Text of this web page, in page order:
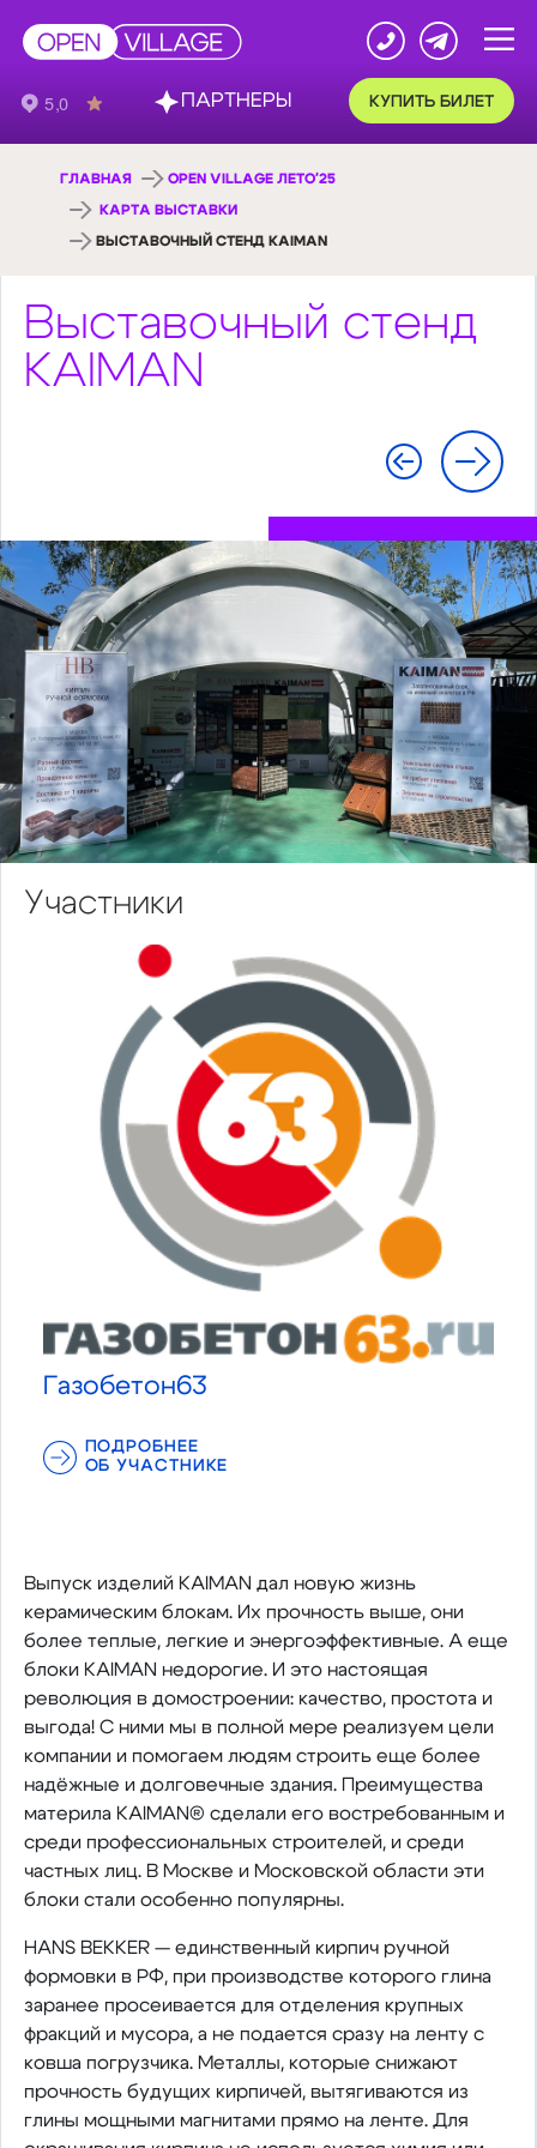
КУПИТЬ БИЛЕТ
ГЛАВНАЯ OPEN VILLAGE ЛЕТО'25
КАРТА ВЫСТАВКИ
ВЫСТАВОЧНЫЙ СТЕНД KAIMAN
Выставочный стенд
KAIMAN
Участники
Газобетон63
ПОДРОБНЕЕ
ОБ УЧАСТНИКЕ
Выпуск изделий KAIMAN дал новую жизнь
керамическим блокам. Их прочность выше, они
более теплые, легкие и энергоэффективные. А еще
блоки KAIMAN недорогие. И это настоящая
революция в домостроении: качество, простота и
выгода! С ними мы в полной мере реализуем цели
компании и помогаем людям строить еще более
надёжные и долговечные здания. Преимущества
материла KAIMAN® сделали его востребованным и
среди профессиональных строителей, и среди
частных лиц. В Москве и Московской области эти
блоки стали особенно популярны.
HANS BEKKER — единственный кирпич ручной
формовки в РФ, при производстве которого глина
заранее просеивается для отделения крупных
фракций и мусора, а не подается сразу на ленту с
ковша погрузчика. Металлы, которые снижают
прочность будущих кирпичей, вытягиваются из
глины мощными магнитами прямо на ленте. Для